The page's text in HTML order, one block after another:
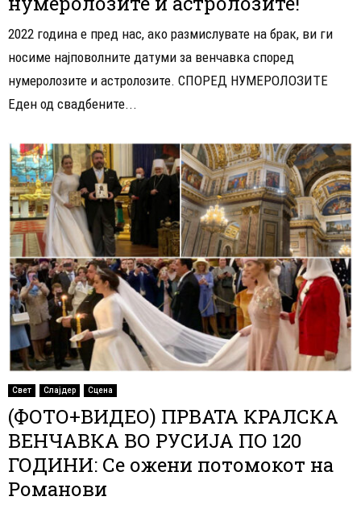
2022 година е пред нас, ако размислувате на брак, ви ги
носиме најповолните датуми за венчавка според
нумеролозите и астролозите. СПОРЕД НУМЕРОЛОЗИТЕ
Еден од свадбените...
Свет Слајдер Сцена
(ФОТО+ВИДЕО) ПРВАТА КРАЛСКА
ВЕНЧАВКА ВО РУСИЈА ПО 120
ГОДИНИ: Се ожени потомокот на
Романови